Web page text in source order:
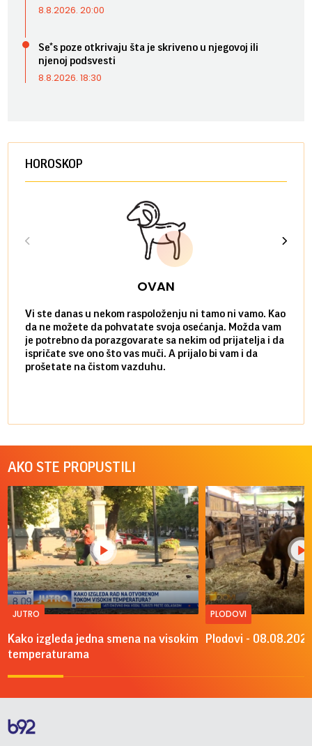
8.8.2026. 20:00
Se*s poze otkrivaju šta je skriveno u njegovoj ili
njenoj podsvesti
8.8.2026. 18:30
HOROSKOP
OVAN
Vi ste danas u nekom raspoloženju ni tamo ni vamo. Kao
da ne možete da pohvatate svoja osećanja. Možda vam
je potrebno da porazgovarate sa nekim od prijatelja i da
ispričate sve ono što vas muči. A prijalo bi vam i da
prošetate na čistom vazduhu.
AKO STE PROPUSTILI
JUTRO
Kako izgleda jedna smena na visokim
temperaturama
PLODOVI
Plodovi -